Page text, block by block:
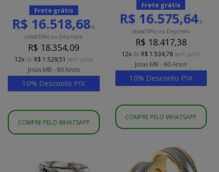
Frete grátis
R$ 16.518,68 à
vista(10%) ou Deposito
R$ 18.354,09
12xde R$ 1.529,51 sem juros
Joias MB - 60 Anos
10% Desconto PIX
COMPRE PELO WHATSAPP
Frete grátis
R$ 16.575,64à
vista(10%)ou Deposito
R$ 18.417,38
12xde R$ 1.534,78sem juros
Joias MB - 60 Anos
10% Desconto PIX
COMPRE PELO WHATSAPP